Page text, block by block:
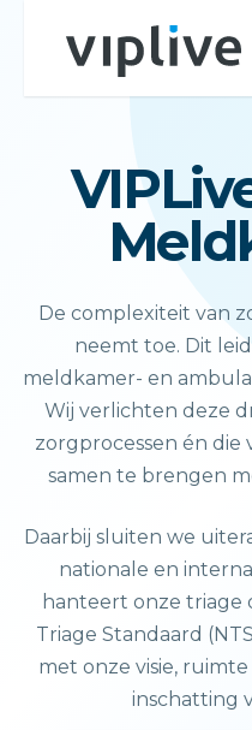
De complexiteit van
neemt toe. Dit
meldkamer- en
Wij verlichten deze
zorgprocessen én die
samen te brengen
Daarbij sluiten we
nationale en
hanteert onze triage
Triage Standaard
met onze visie,
inschatting